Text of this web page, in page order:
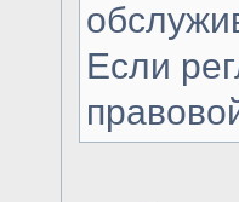
Если